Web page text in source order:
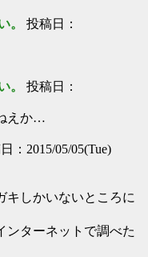
。 投稿日：
。 投稿日：
えか…
：2015/05/05(Tue)
キしかいないところに
ンターネットで調べた